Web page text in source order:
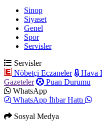
Sinop
Siyaset
Genel
Spor
Servisler
Servisler
Nöbetçi Eczaneler
Hava
Gazeteler
Puan Durumu
WhatsApp
WhatsApp İhbar Hattı
Sosyal Medya